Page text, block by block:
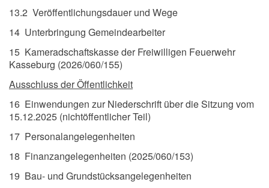
13.2 Veröffentlichungsdauer und Wege
14 Unterbringung Gemeindearbeiter
15 Kameradschaftskasse der Freiwilligen Feuerwehr
Kasseburg (2026/060/155)
Ausschluss der Öffentlichkeit
16 Einwendungen zur Niederschrift über die Sitzung vom
15.12.2025 (nichtöffentlicher Teil)
17 Personalangelegenheiten
18 Finanzangelegenheiten (2025/060/153)
19 Bau- und Grundstücksangelegenheiten